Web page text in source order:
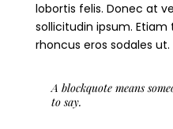
lobortis felis. Donec at
sollicitudin ipsum.
rhoncus eros sodales ut.
A blockquote means
to say.